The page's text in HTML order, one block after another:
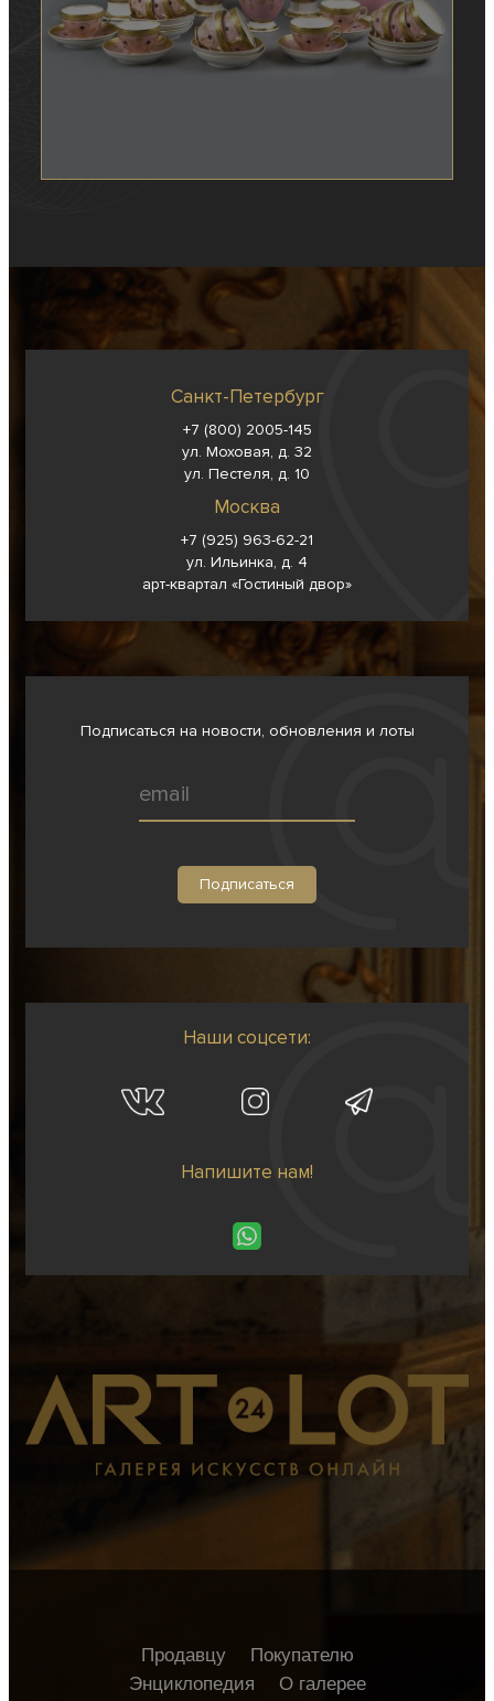
Санкт-Петербург
+7 (800) 2005-145
ул. Моховая, д. 32
ул. Пестеля, д. 10
Москва
+7 (925) 963-62-21
ул. Ильинка, д. 4
арт-квартал «Гостиный двор»
Подписаться на новости, обновления и лоты
Наши соцсети:
Напишите нам!
Продавцу
Покупателю
Энциклопедия
О галерее